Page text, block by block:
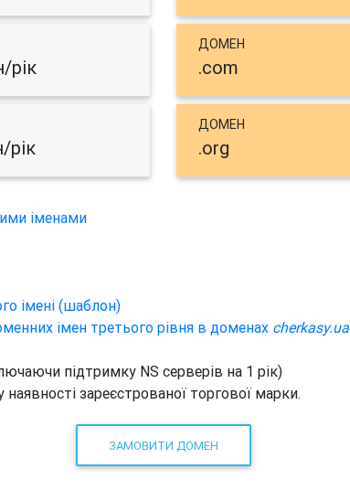
рік
ДОМЕН
.com
рік
ДОМЕН
.org
іменами
імені (шаблон)
імен третього рівня в доменах cherkasy.ua
підтримку NS серверів на 1 рік)
зареєстрованої торгової марки.
ЗАМОВИТИ ДОМЕН